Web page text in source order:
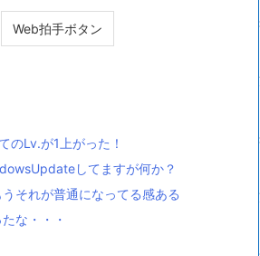
のLv.が1上がった！
してますが何か？
それが普通になってる感ある
な・・・